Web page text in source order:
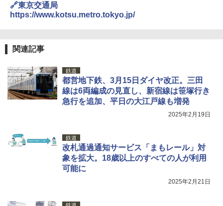
🔗東京交通局
https://www.kotsu.metro.tokyo.jp/
関連記事
鉄道
都営地下鉄、3月15日ダイヤ改正。三田
線は6両編成の見直し、新宿線は笹塚行き
急行を追加、平日の大江戸線も増発
2025年2月19日
鉄道
改札通過通知サービス「まもレール」対
象を拡大。18歳以上のすべての人が利用
可能に
2025年2月21日